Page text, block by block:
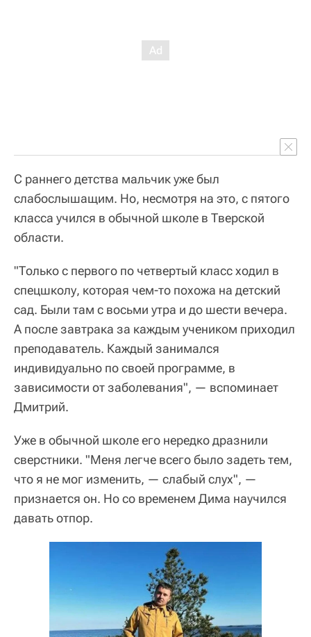
С раннего детства мальчик уже был
слабослышащим. Но, несмотря на это, с пятого
класса учился в обычной школе в Тверской
области.
"Только с первого по четвертый класс ходил в
спецшколу, которая чем-то похожа на детский
сад. Были там с восьми утра и до шести вечера.
А после завтрака за каждым учеником приходил
преподаватель. Каждый занимался
индивидуально по своей программе, в
зависимости от заболевания", — вспоминает
Дмитрий.
Уже в обычной школе его нередко дразнили
сверстники. "Меня легче всего было задеть тем,
что я не мог изменить, — слабый слух", —
признается он. Но со временем Дима научился
давать отпор.